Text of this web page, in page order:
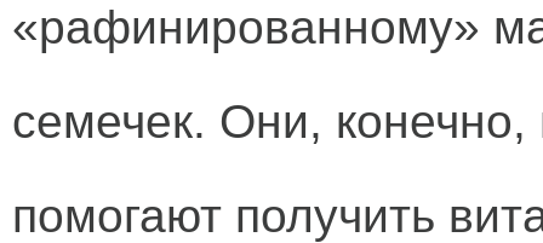
«рафинированному»
семечек. Они,
помогают получить